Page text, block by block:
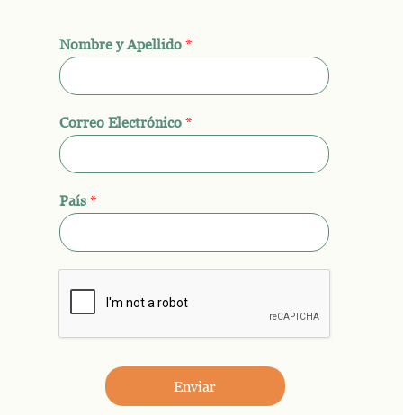
Nombre y Apellido *
Correo Electrónico *
País *
Enviar